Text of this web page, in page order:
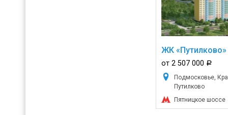
ЖК «Путилково»
от 2 507 000 a
Подмосковье,
Путилково
Пятницкое шоссе